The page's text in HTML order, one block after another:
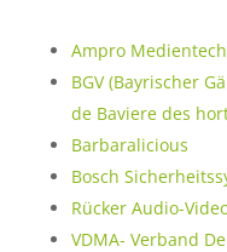
Ampro
BGV (Bayrischer
de Baviere des
Barbaralicious
Bosch
Rücker Audio-
VDMA- Verband